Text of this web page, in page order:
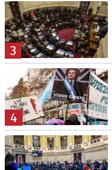
3
4